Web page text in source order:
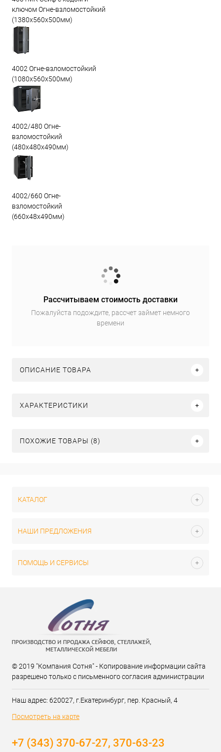
ключом Огне-взломостойкий
(1380х560х500мм)
4002 Огне-взломостойкий
(1080х560х500мм)
4002/480 Огне-
взломостойкий
(480х480х490мм)
4002/660 Огне-
взломостойкий
(660х48х490мм)
Рассчитываем стоимость доставки
Пожалуйста подождите, рассчет займет немного
времени
ОПИСАНИЕ ТОВАРА
ХАРАКТЕРИСТИКИ
ПОХОЖИЕ ТОВАРЫ (8)
КАТАЛОГ
НАШИ ПРЕДЛОЖЕНИЯ
ПОМОЩЬ И СЕРВИСЫ
© 2019 "Компания Сотня" - Копирование информации сайта
разрешено только с письменного согласия администрации
Наш адрес: 620027, г.Екатеринбург, пер. Красный, 4
Посмотреть на карте
+7 (343) 370-67-27, 370-63-23